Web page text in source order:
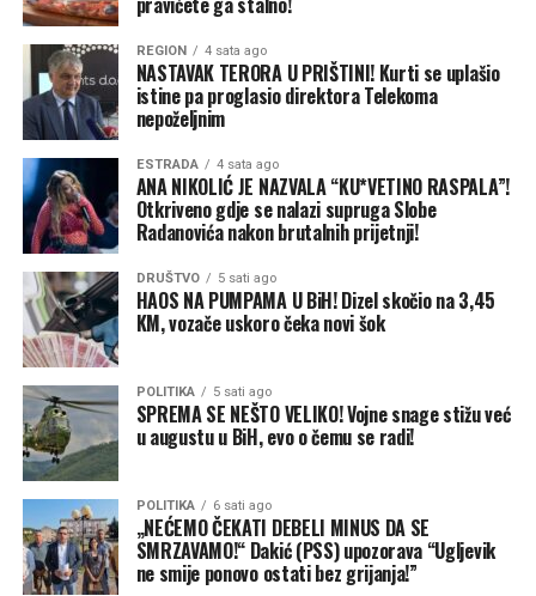
ruzmarin, menta, muškatle, kadifice, citronela i
matičnjak. Ove biljke su posebno korisne na balkonima i
terasama, gdje mogu stvoriti prirodnu „barijeru“.
Eterična ulja – jednostavno i
efikasno rješenje
Eterična ulja često se koriste kao prirodni repelenti.
Mogu se nanositi na kožu (razrijeđena) ili koristiti u
aroma lampama.
Najefikasnija su ulja limuna, eukaliptusa, čajevca,
lavande, citronele, paprene metvice, ruzmarina i
klinčića.
Jednostavan domaći sprej možete napraviti tako što
pomiješate 10 kapi ulja limunske trave, dvije šolje vode i
jednu kašičicu hamamelisa. Važno je napomenuti da se
ovi preparati moraju nanositi češće nego industrijski
proizvodi.
REGION 4 sata ago
NASTAVAK TERORA U PRIŠTINI! Kurti se uplašio
istine pa proglasio direktora Telekoma
nepoželjnim
ESTRADA 4 sata ago
ANA NIKOLIĆ JE NAZVALA “KU*VETINO RASPALA”!
Otkriveno gdje se nalazi supruga Slobe
Radanovića nakon brutalnih prijetnji!
DRUŠTVO 5 sati ago
HAOS NA PUMPAMA U BiH! Dizel skočio na 3,45
KM, vozače uskoro čeka novi šok
POLITIKA 5 sati ago
SPREMA SE NEŠTO VELIKO! Vojne snage stižu već
u augustu u BiH, evo o čemu se radi!
POLITIKA 6 sati ago
„NEĆEMO ČEKATI DEBELI MINUS DA SE
SMRZAVAMO!“ Dakić (PSS) upozorava “Ugljevik
ne smije ponovo ostati bez grijanja!”